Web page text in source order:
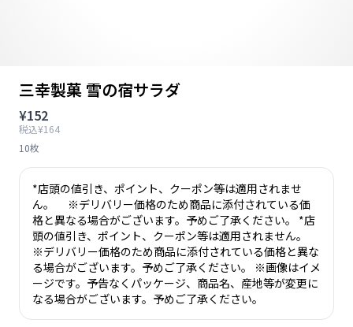
三幸製菓 雪の宿サラダ
¥152
税込¥164
10枚
*店頭の値引き、ポイント、クーポン等は適用されませ
ん。 ※デリバリー価格のため商品に添付されている価
格と異なる場合がございます。予めご了承ください。 *店
頭の値引き、ポイント、クーポン等は適用されません。
※デリバリー価格のため商品に添付されている価格と異な
る場合がございます。予めご了承ください。 ※画像はイメ
ージです。予告なくパッケージ、商品名、産地等が変更に
なる場合がございます。予めご了承ください。